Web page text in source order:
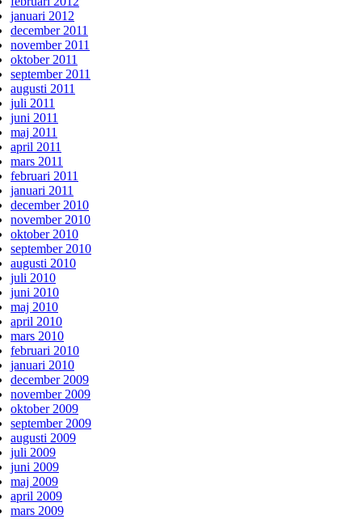
januari 2012
december 2011
november 2011
oktober 2011
september 2011
augusti 2011
juli 2011
juni 2011
maj 2011
april 2011
mars 2011
februari 2011
januari 2011
december 2010
november 2010
oktober 2010
september 2010
augusti 2010
juli 2010
juni 2010
maj 2010
april 2010
mars 2010
februari 2010
januari 2010
december 2009
november 2009
oktober 2009
september 2009
augusti 2009
juli 2009
juni 2009
maj 2009
april 2009
mars 2009